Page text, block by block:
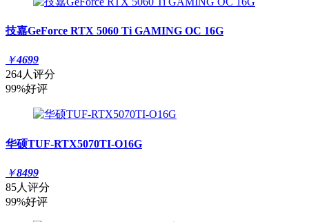
技嘉GeForce RTX 5060 Ti GAMING OC 16G
￥4699
264人评分
99%好评
华硕TUF-RTX5070TI-O16G
￥8499
85人评分
99%好评